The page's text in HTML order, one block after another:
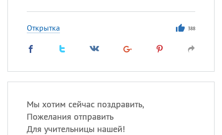
Открытка 388
Мы хотим сейчас поздравить,
Пожелания отправить
Для учительницы нашей!